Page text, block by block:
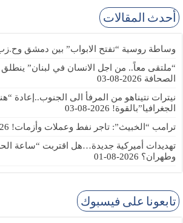
أحدث المقالات
وساطة روسية “تفتح الابواب” بين دمشق
“ملتقى معاً.. من اجل الانسان في لبنان” ينطلق
الصحافة 2026-08-03
نيترات نتيناهو من المرفأ الى الجنوب..إعادة
الجغرافيا”بالقوة! 2026-08-03
ترامب “الخبيث”: تاجر نفط وعملات وأزمات! 02
تهديدات أميركية جديدة…هل اقتربت “ساعة
وطهران؟ 2026-08-01
تابعونا على فيسبوك